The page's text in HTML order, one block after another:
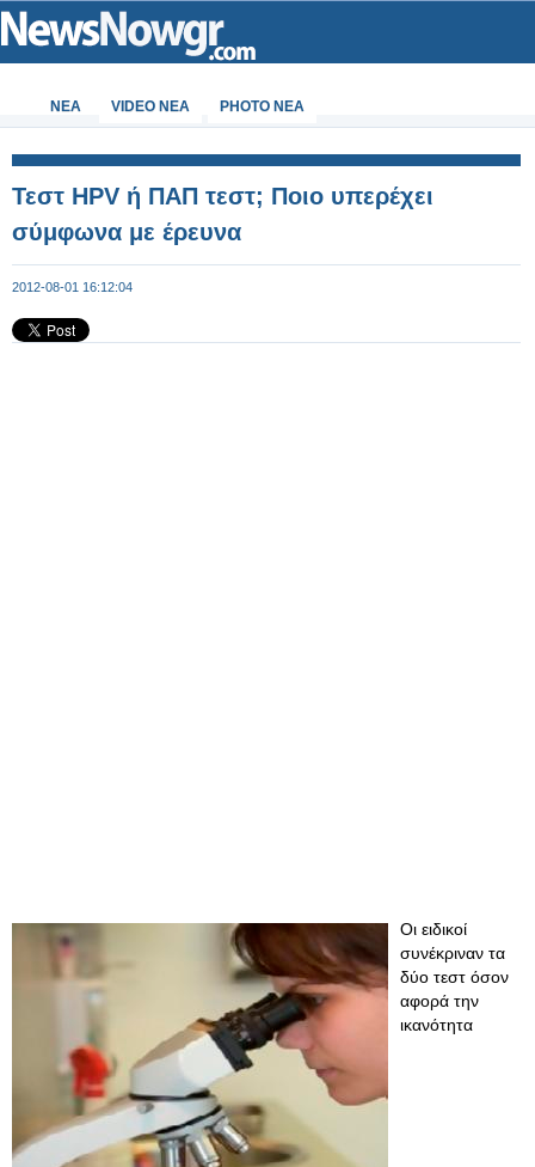
ΝΕΑ VIDEO NEA PHOTO NEA
Τεστ HPV ή ΠΑΠ τεστ; Ποιο υπερέχει
σύμφωνα με έρευνα
2012-08-01 16:12:04
Οι ειδικοί
συνέκριναν τα
δύο τεστ όσον
αφορά την
ικανότητα